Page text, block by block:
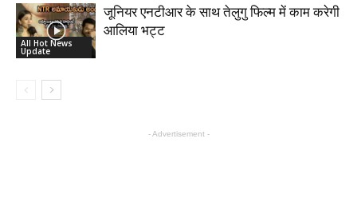
All Hot News
Update
जूनियर एनटीआर के साथ तेलुगु फिल्म में काम करेगी
आलिया भट्ट
- Advertisement -